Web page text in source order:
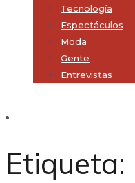
Tecnología
Espectáculos
Moda
Gente
Entrevistas
Etiqueta: